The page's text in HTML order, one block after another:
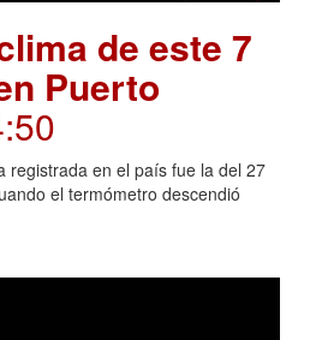
de este 7
Puerto
registrada en el país fue la del 27
el termómetro descendió